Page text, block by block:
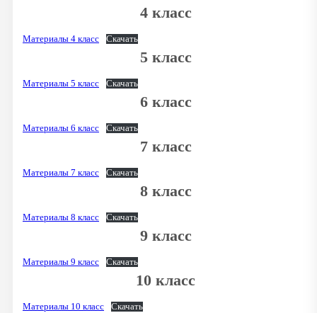
4 класс
Материалы 4 класс Скачать
5 класс
Материалы 5 класс Скачать
6 класс
Материалы 6 класс Скачать
7 класс
Материалы 7 класс Скачать
8 класс
Материалы 8 класс Скачать
9 класс
Материалы 9 класс Скачать
10 класс
Материалы 10 класс Скачать